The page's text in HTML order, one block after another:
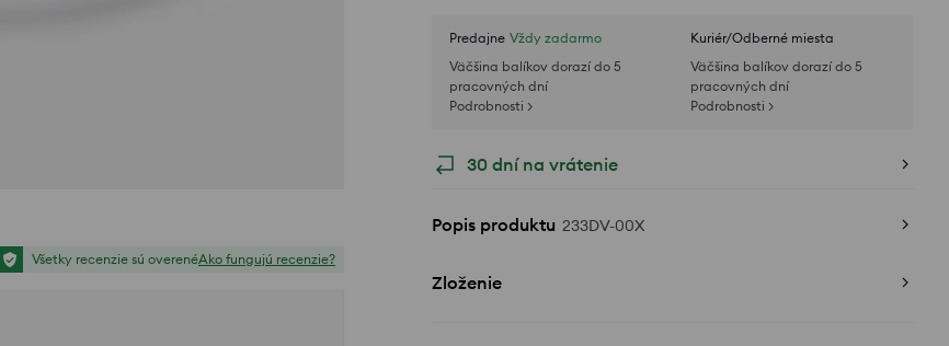
Predajne Vždy zadarmo
Väčšina balíkov dorazí do 5
pracovných dní
Podrobnosti >
Kuriér/Odberné miesta
Väčšina balíkov dorazí do 5
pracovných dní
Podrobnosti >
30 dní na vrátenie
Popis produktu 233DV-00X
Zloženie
Všetky recenzie sú overenéAko fungujú recenzie?